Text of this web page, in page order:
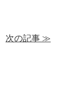
次の記事 ≫